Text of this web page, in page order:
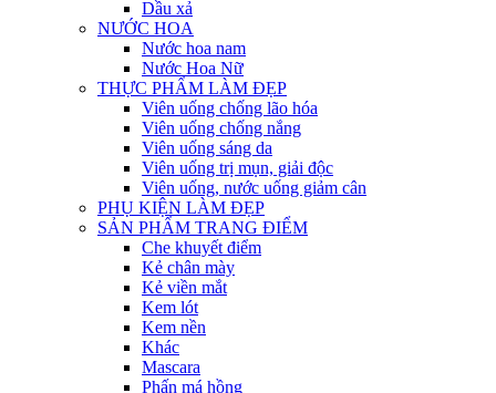
Dầu xả
NƯỚC HOA
Nước hoa nam
Nước Hoa Nữ
THỰC PHẨM LÀM ĐẸP
Viên uống chống lão hóa
Viên uống chống nắng
Viên uống sáng da
Viên uống trị mụn, giải độc
Viên uống, nước uống giảm cân
PHỤ KIỆN LÀM ĐẸP
SẢN PHẨM TRANG ĐIỂM
Che khuyết điểm
Kẻ chân mày
Kẻ viền mắt
Kem lót
Kem nền
Khác
Mascara
Phấn má hồng